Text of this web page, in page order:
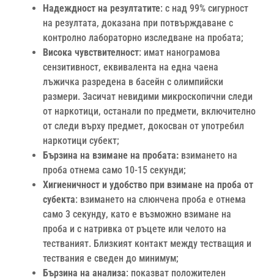
Надеждност на резултатите: с над 99% сигурност
на резултата, доказана при потвърждаване с
контролно лабораторно изследване на пробата;
Висока чувствителност: имат нанограмова
сензитивност, еквивалента на една чаена
лъжичка разредена в басейн с олимпийски
размери. Засичат невидими микроскопични следи
от наркотици, останали по предмети, включително
от следи върху предмет, докосван от употребил
наркотици субект;
Бързина на взимане на пробата: взимането на
проба отнема само 10-15 секунди;
Хигиеничност и удобство при взимане на проба от
субекта: взимането на слюнчена проба е отнема
само 3 секунду, като е възможно взимане на
проба и с натривка от ръцете или челото на
тестваният. Близкият контакт между тестващия и
тествания е сведен до минимум;
Бързина на анализа: показват положителен